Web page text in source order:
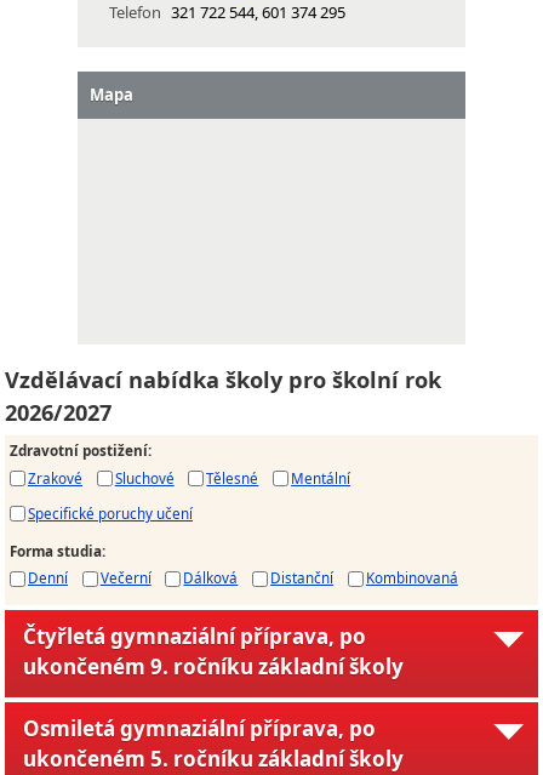
Telefon 321 722 544, 601 374 295
Mapa
Vzdělávací nabídka školy pro školní rok
2026/2027
Zdravotní postižení:
Zrakové
Sluchové Tělesné
Mentální
Specifické poruchy učení
Forma studia:
Denní
Večerní Dálková Distanční Kombinovaná
Čtyřletá gymnaziální příprava, po
ukončeném 9. ročníku základní školy
Osmiletá gymnaziální příprava, po
ukončeném 5. ročníku základní školy